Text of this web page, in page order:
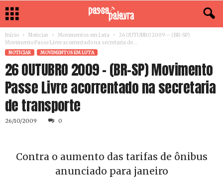
Início Noticiar Movimentos em Luta
26 OUTUBRO 2009 – (BR-SP)
Movimento Passe Livre acorrentado na secretaria de...
NOTICIAR MOVIMENTOS EM LUTA
26 OUTUBRO 2009 – (BR-SP) Movimento
Passe Livre acorrentado na secretaria
de transporte
26/10/2009 0
Contra o aumento das tarifas de ônibus
anunciado para janeiro